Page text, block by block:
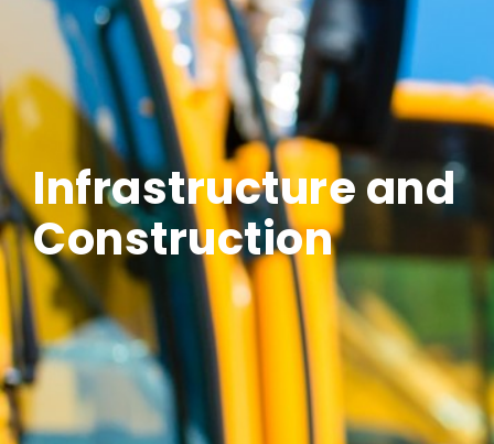
Infrastructure and
Construction